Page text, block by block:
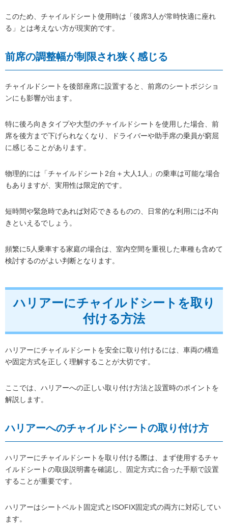
このため、チャイルドシート使用時は「後席3人が常時快適に座れ
る」とは考えない方が現実的です。
前席の調整幅が制限され狭く感じる
チャイルドシートを後部座席に設置すると、前席のシートポジショ
ンにも影響が出ます。
特に後ろ向きタイプや大型のチャイルドシートを使用した場合、前
席を後方まで下げられなくなり、ドライバーや助手席の乗員が窮屈
に感じることがあります。
物理的には「チャイルドシート2台＋大人1人」の乗車は可能な場合
もありますが、実用性は限定的です。
短時間や緊急時であれば対応できるものの、日常的な利用には不向
きといえるでしょう。
頻繁に5人乗車する家庭の場合は、室内空間を重視した車種も含めて
検討するのがよい判断となります。
ハリアーにチャイルドシートを取り
付ける方法
ハリアーにチャイルドシートを安全に取り付けるには、車両の構造
や固定方式を正しく理解することが大切です。
ここでは、ハリアーへの正しい取り付け方法と設置時のポイントを
解説します。
ハリアーへのチャイルドシートの取り付け方
ハリアーにチャイルドシートを取り付ける際は、まず使用するチャ
イルドシートの取扱説明書を確認し、固定方式に合った手順で設置
することが重要です。
ハリアーはシートベルト固定式とISOFIX固定式の両方に対応してい
ます。